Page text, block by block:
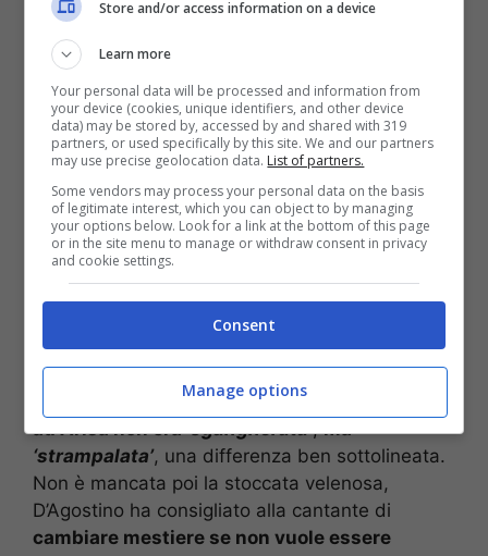
Arisa saluta i fan durante l’ultima edizione di Amici (via social)
Roberto D’Agostino
notizia dell’assenza di Arisae fino a prova
contraria, ad oggi,non sono giunte smentite.
ha precisato chel’aggettivo attributo
ad Arisa non era‘sgangherata’,ma
‘strampalata’, una differenza ben sottolineata.
Non è mancata poi la stoccata velenosa,
D’Agostino ha consigliato alla cantante di
cambiare mestiere se non vuole essere
Store and/or access information on a device
Learn more
Your personal data will be processed and information from
your device (cookies, unique identifiers, and other device
data) may be stored by, accessed by and shared with 319
partners, or used specifically by this site. We and our partners
may use precise geolocation data. List of partners.
Some vendors may process your personal data on the basis
of legitimate interest, which you can object to by managing
your options below. Look for a link at the bottom of this page
or in the site menu to manage or withdraw consent in privacy
and cookie settings.
Consent
Manage options